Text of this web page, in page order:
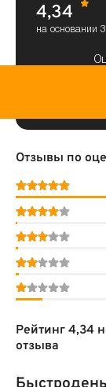
4,34
на основании
Отзывы по
Рейтинг 4,34
отзыва
По оценке